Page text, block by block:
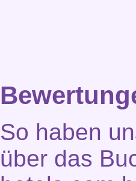
So haben
über das